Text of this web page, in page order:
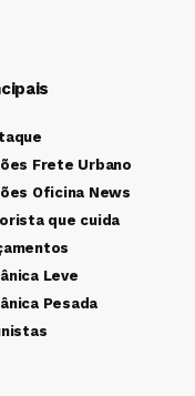
Frete Urbano
Oficina News
que cuida
Leve
Pesada